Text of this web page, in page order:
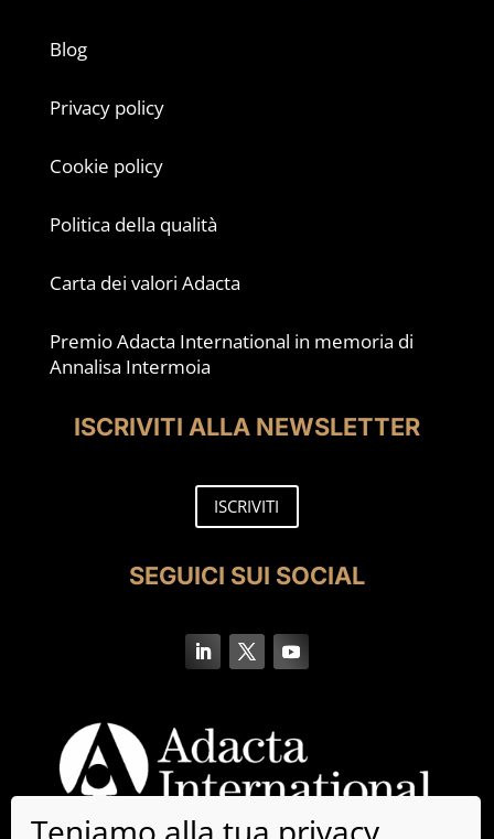
Blog
Privacy policy
Cookie policy
Politica della qualità
Carta dei valori Adacta
Premio Adacta International in memoria di
Annalisa Intermoia
ISCRIVITI ALLA NEWSLETTER
ISCRIVITI
SEGUICI SUI SOCIAL